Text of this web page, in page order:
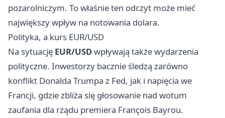
pozarolniczym. To właśnie ten odczyt może mieć
największy wpływ na notowania dolara.
Polityka, a kurs EUR/USD
Na sytuację EUR/USDwpływają także wydarzenia
polityczne. Inwestorzy bacznie śledzą zarówno
konflikt Donalda Trumpa z Fed, jak i napięcia we
Francji, gdzie zbliża się głosowanie nad wotum
zaufania dla rządu premiera François Bayrou.